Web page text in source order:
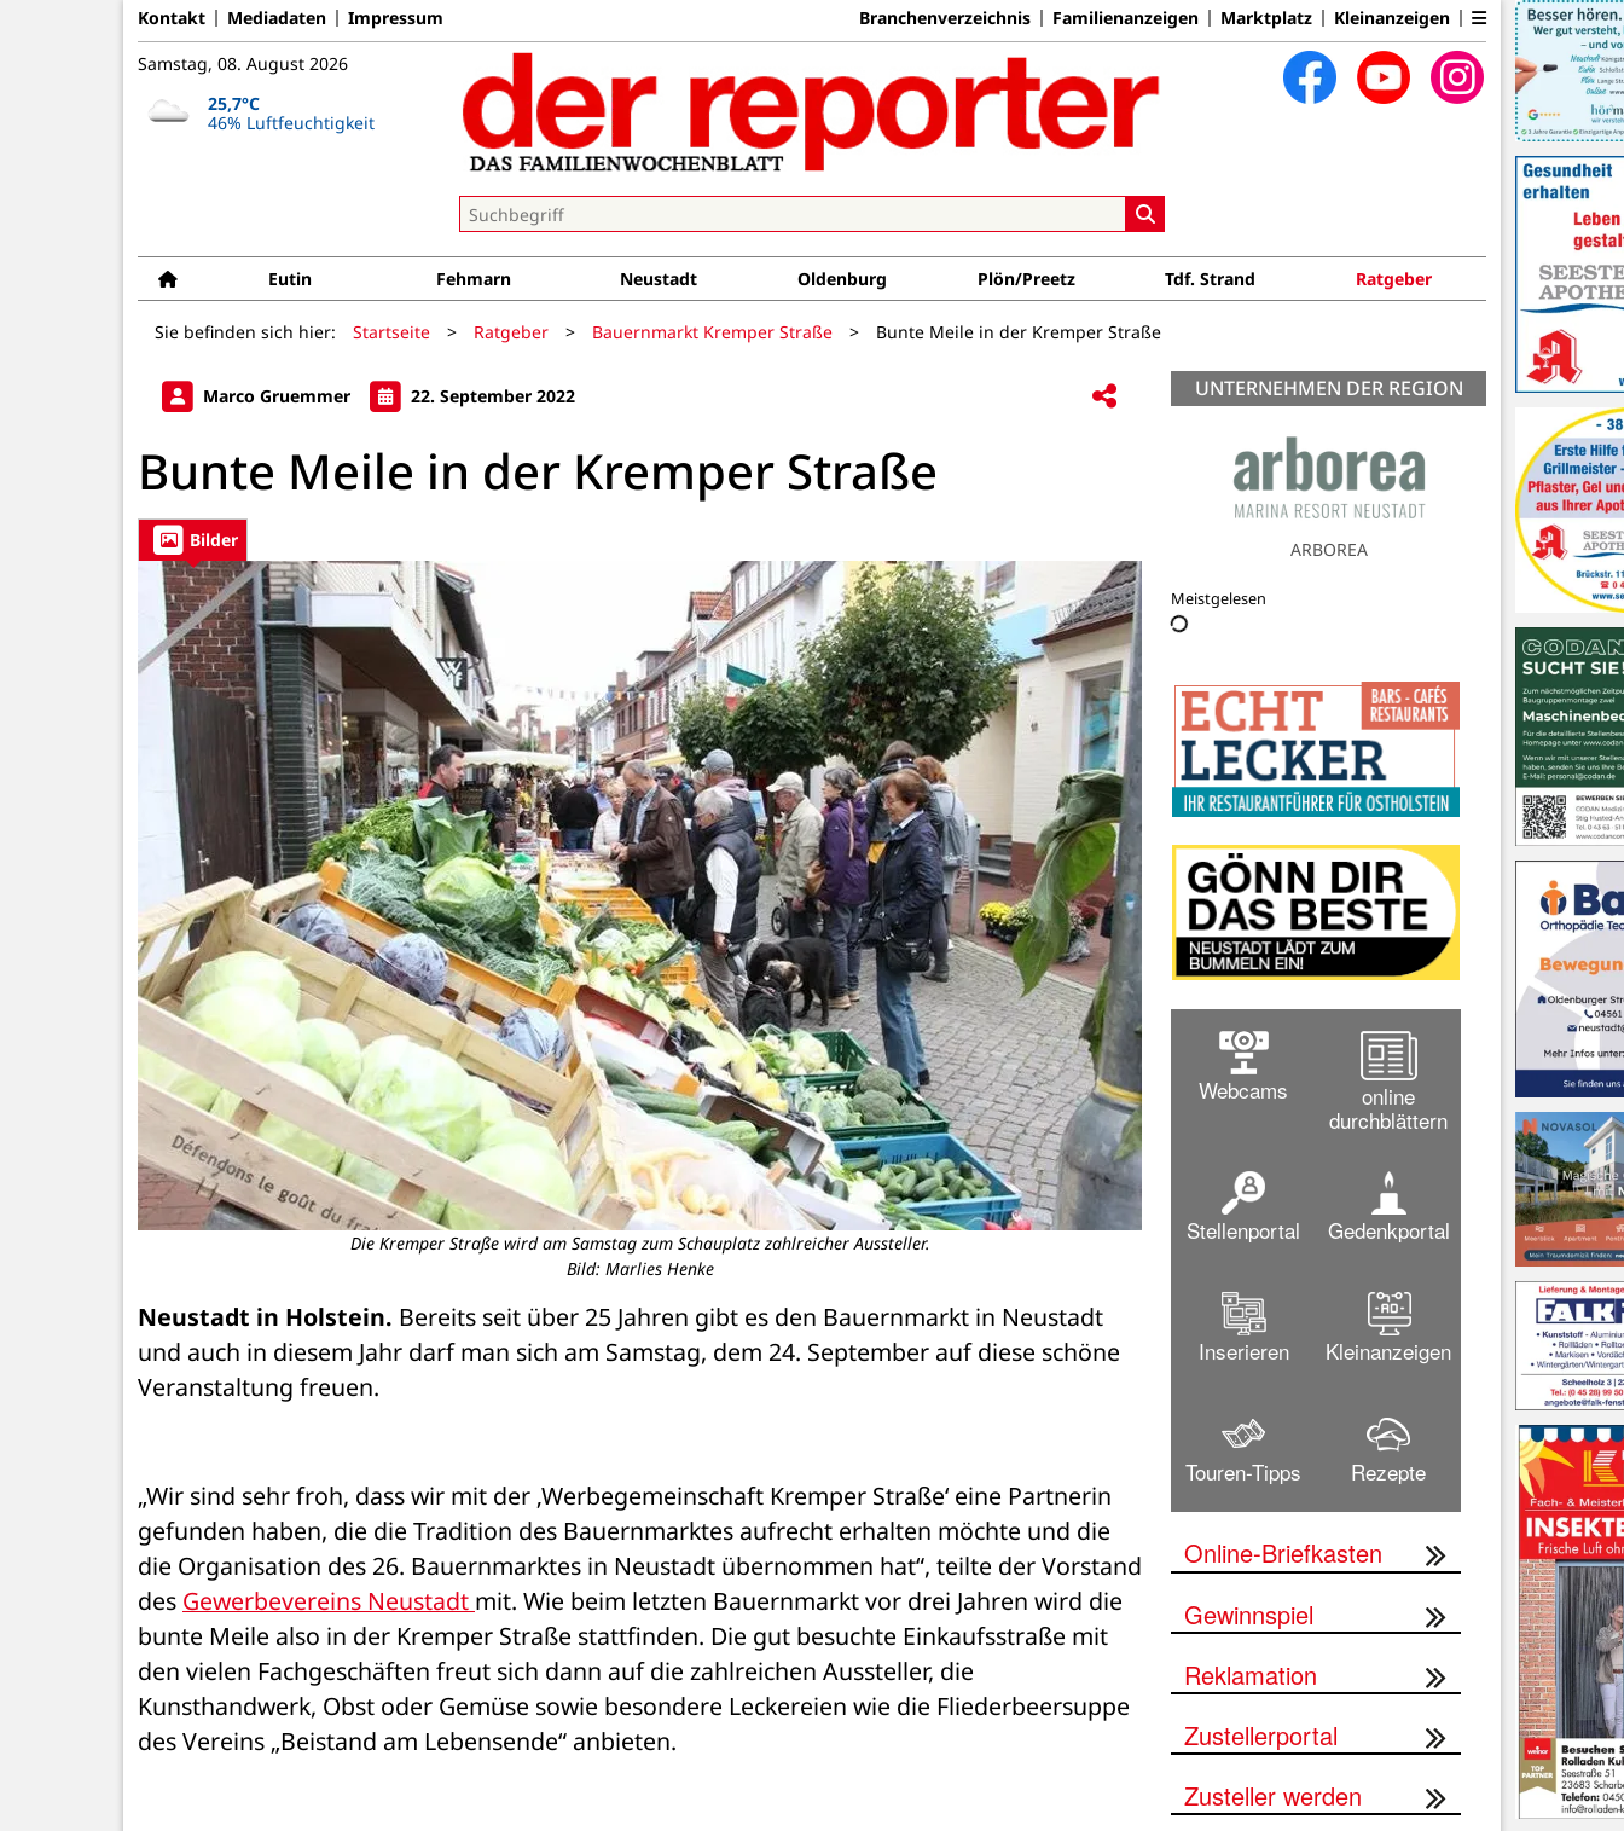
Kontakt Mediadaten Impressum Branchenverzeichnis Familienanzeigen Marktplatz Kleinanzeigen
Samstag, 08. August 2026
25,7°C
46% Luftfeuchtigkeit
Eutin Fehmarn Neustadt Oldenburg Plön/Preetz Tdf. Strand Ratgeber
Sie befinden sich hier: Startseite > Ratgeber > Bauernmarkt Kremper Straße > Bunte Meile in der Kremper Straße
Marco Gruemmer 22. September 2022
Bunte Meile in der Kremper Straße
Bilder
Die Kremper Straße wird am Samstag zum Schauplatz zahlreicher Aussteller.
Bild: Marlies Henke
Neustadt in Holstein. Bereits seit über 25 Jahren gibt es den Bauernmarkt in Neustadt
und auch in diesem Jahr darf man sich am Samstag, dem 24. September auf diese schöne
Veranstaltung freuen.
„Wir sind sehr froh, dass wir mit der ‚Werbegemeinschaft Kremper Straße‘ eine Partnerin
gefunden haben, die die Tradition des Bauernmarktes aufrecht erhalten möchte und die
die Organisation des 26. Bauernmarktes in Neustadt übernommen hat“, teilte der Vorstand
des Gewerbevereins Neustadt mit. Wie beim letzten Bauernmarkt vor drei Jahren wird die
bunte Meile also in der Kremper Straße stattfinden. Die gut besuchte Einkaufsstraße mit
den vielen Fachgeschäften freut sich dann auf die zahlreichen Aussteller, die
Kunsthandwerk, Obst oder Gemüse sowie besondere Leckereien wie die Fliederbeersuppe
des Vereins „Beistand am Lebensende“ anbieten.
UNTERNEHMEN DER REGION
Alloheim Senioren-Residenz
Meistgelesen
Webcams
online
durchblättern
Stellenportal Gedenkportal
Inserieren Kleinanzeigen
Touren-Tipps Rezepte
Online-Briefkasten
Gewinnspiel
Reklamation
Zustellerportal
Zusteller werden